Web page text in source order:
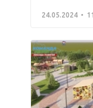
24.05.2024